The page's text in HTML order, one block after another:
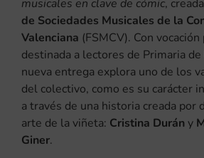
musicales en clave de cómic,
de Sociedades Musicales de la
Valenciana (FSMCV). Con
destinada a lectores de Primaria
nueva entrega explora uno de los
del colectivo, como es su carácter
a través de una historia creada por
arte de la viñeta: Cristina Durán y
Giner.